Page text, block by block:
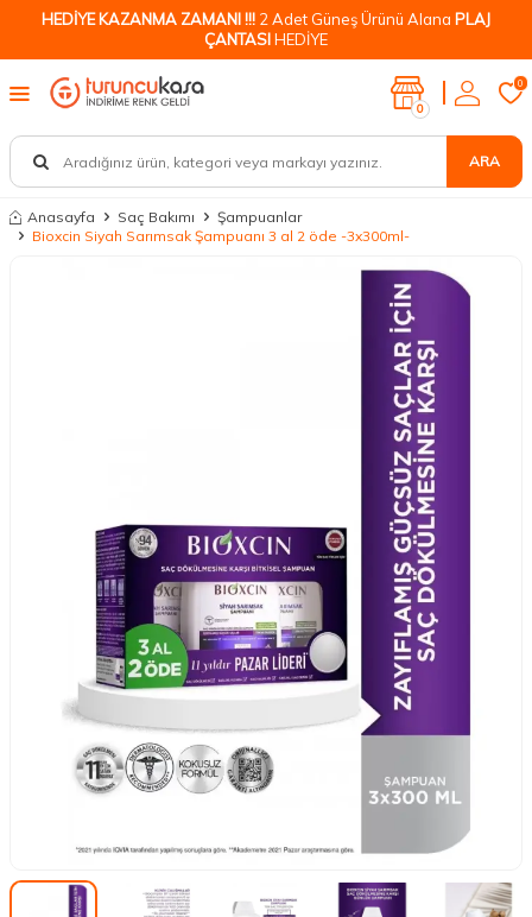
HEDİYE KAZANMA ZAMANI !!! 2 Adet Güneş Ürünü Alana PLAJ
ÇANTASIHEDİYE
ARA
0
0
Anasayfa Saç Bakımı
Şampuanlar
Bioxcin Siyah Sarımsak Şampuanı 3 al 2 öde -3x300ml-